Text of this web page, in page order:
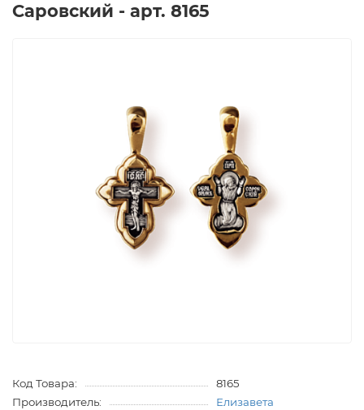
Саровский - арт. 8165
Код Товара:
8165
Производитель:
Елизавета